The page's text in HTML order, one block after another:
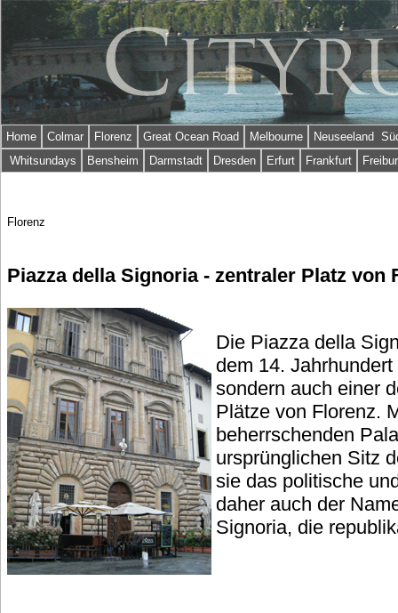
Home Colmar Florenz Great Ocean Road Melbourne
Neuseeland
Whitsundays
Bensheim Darmstadt Dresden Erfurt Frankfurt
Florenz
Piazza della Signoria - zentraler Platz von
Die Piazza della
dem 14.
sondern auch einer
Plätze von Florenz.
beherrschenden
ursprünglichen Sitz
sie das politische
daher auch der
Signoria, die